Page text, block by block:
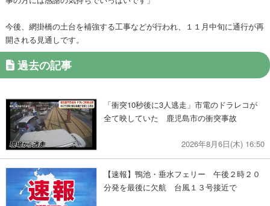
今後、網掛橋の土台を補強する工事などが行われ、１１月中旬に通行が再
開される見通しです。
過去の記事
「衝突10秒後に3人逃走」市電のドラレコが
全て映していた 鹿児島市の衝突事故
2026年8月6日(木) 16:50
【速報】鴨池・垂水フェリー 午後２時２０
分発を最後に欠航 台風１３号接近で